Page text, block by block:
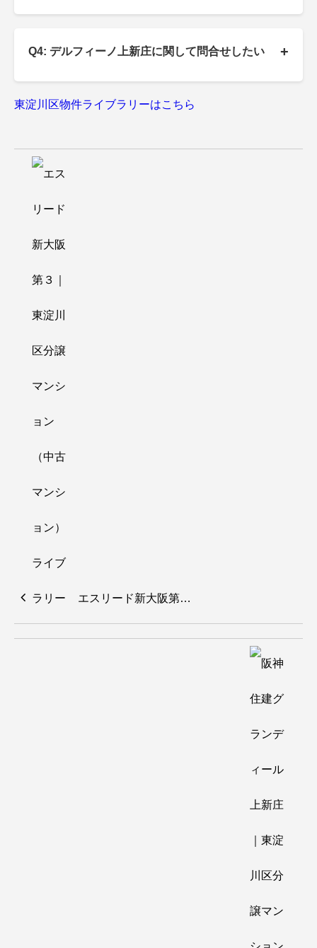
Q4: デルフィーノ上新庄に関して問合せしたい +
東淀川区物件ライブラリーはこちら
エスリード新大阪第…